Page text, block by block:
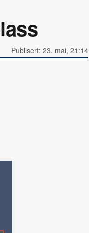
Publisert: 23. mai, 21:14